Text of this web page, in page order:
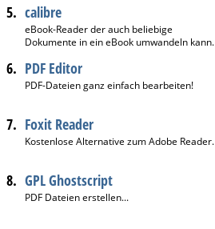
5. calibre
eBook-Reader der auch beliebige
Dokumente in ein eBook umwandeln kann.
6. PDF Editor
PDF-Dateien ganz einfach bearbeiten!
7. Foxit Reader
Kostenlose Alternative zum Adobe Reader.
8. GPL Ghostscript
PDF Dateien erstellen...